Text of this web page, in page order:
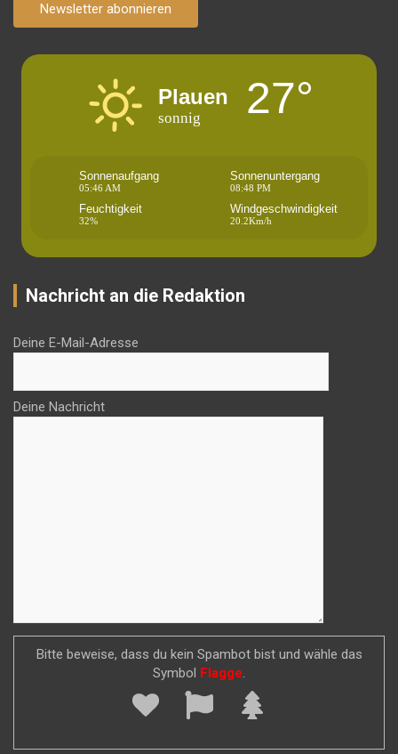
Newsletter abonnieren
Plauen
sonnig 27°
Sonnenaufgang
05:46 AM
Sonnenuntergang
08:48 PM
Feuchtigkeit
32%
Windgeschwindigkeit
20.2Km/h
Nachricht an die Redaktion
Deine E-Mail-Adresse
Deine Nachricht
Bitte beweise, dass du kein Spambot bist und wähle das
Symbol
Flagge.